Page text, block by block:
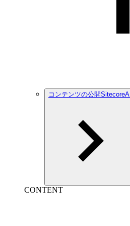
コンテンツの公開SitecoreAI
CONTENT